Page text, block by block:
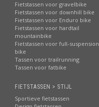
Fietstassen voor gravelbike
Fietstassen voor downhill bike
Fietstassen voor Enduro bike
Fietstassen voor hardtail
mountainbike
Fietstassen voor full-suspension
bike
Tassen voor trailrunning
Tassen voor fatbike
FIETSTASSEN > STIJL
Sportieve fietstassen